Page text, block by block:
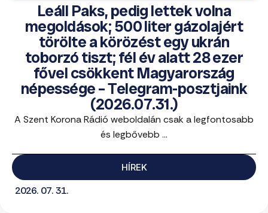
Leáll Paks, pedig lettek volna
megoldások; 500 liter gázolajért
törölte a körözést egy ukrán
toborzó tiszt; fél év alatt 28 ezer
fővel csökkent Magyarország
népessége – Telegram-posztjaink
(2026.07.31.)
A Szent Korona Rádió weboldalán csak a legfontosabb
és legbővebb ...
HÍREK
2026. 07. 31.